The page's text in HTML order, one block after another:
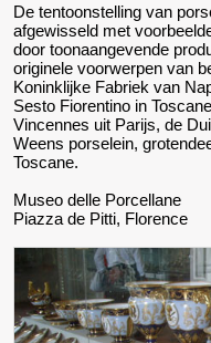
De tentoonstelling van
afgewisseld met
door toonaangevende
originele voorwerpen van
Koninklijke Fabriek van
Sesto Fiorentino in
Vincennes uit Parijs, de
Weens porselein,
Toscane.
Museo delle Porcellane
Piazza de Pitti, Florence